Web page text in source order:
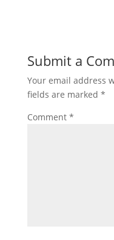
Submit a
Your email address
fields are marked *
Comment *